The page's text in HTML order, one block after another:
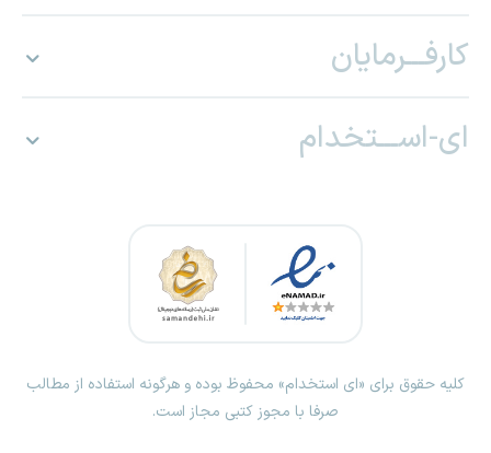
کارفـــرمایان
ای-اســـتخدام
کلیه حقوق برای «ای استخدام» محفوظ بوده و هرگونه استفاده از مطالب
صرفا با مجوز کتبی مجاز است.